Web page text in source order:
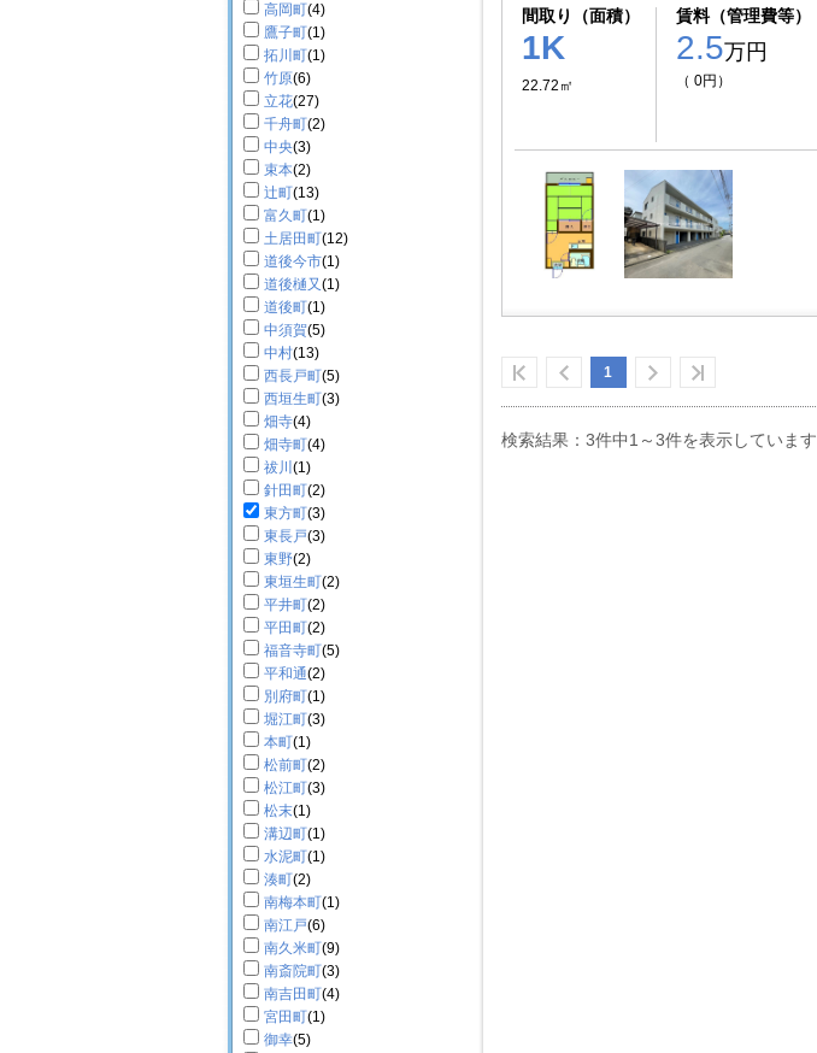
高岡町(4)
鷹子町(1)
拓川町(1)
竹原(6)
立花(27)
千舟町(2)
中央(3)
束本(2)
辻町(13)
富久町(1)
土居田町(12)
道後今市(1)
道後樋又(1)
道後町(1)
中須賀(5)
中村(13)
西長戸町(5)
西垣生町(3)
畑寺(4)
畑寺町(4)
祓川 (1)
針田町(2)
東方町(3)
東長戸(3)
東野(2)
東垣生町(2)
平井町(2)
平田町(2)
福音寺町(5)
平和通(2)
別府町(1)
堀江町(3)
本町(1)
松前町(2)
松江町(3)
松末(1)
溝辺町(1)
水泥町(1)
湊町(2)
南梅本町(1)
南江戸(6)
南久米町(9)
南斎院町(3)
南吉田町(4)
宮田町(1)
御幸(5)
間取り（面積）
1K
22.72㎡
賃料（管理費等）
2.5万円
（ 0円）
1
検索結果：3件中1～3件を表示しています